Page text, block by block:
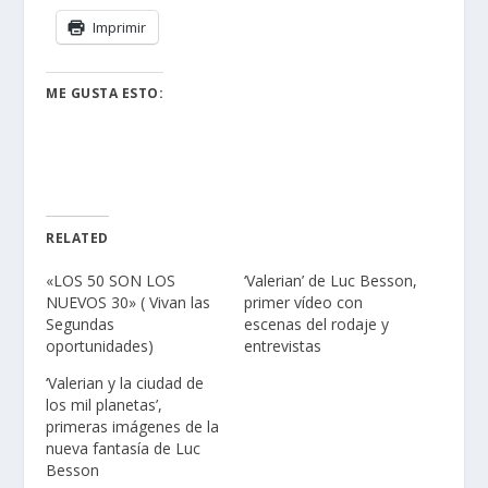
Imprimir
ME GUSTA ESTO:
RELATED
«LOS 50 SON LOS
NUEVOS 30» ( Vivan las
Segundas
oportunidades)
‘Valerian’ de Luc Besson,
primer vídeo con
escenas del rodaje y
entrevistas
‘Valerian y la ciudad de
los mil planetas’,
primeras imágenes de la
nueva fantasía de Luc
Besson